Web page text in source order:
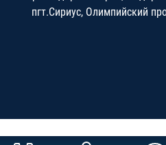
пгт.Сириус, Олимпийский